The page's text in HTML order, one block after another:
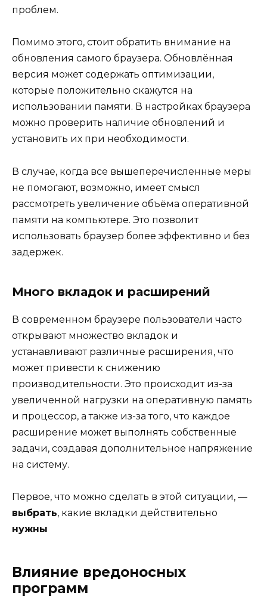
проблем.
Помимо этого, стоит обратить внимание на
обновления самого браузера. Обновлённая
версия может содержать оптимизации,
которые положительно скажутся на
использовании памяти. В настройках браузера
можно проверить наличие обновлений и
установить их при необходимости.
В случае, когда все вышеперечисленные меры
не помогают, возможно, имеет смысл
рассмотреть увеличение объёма оперативной
памяти на компьютере. Это позволит
использовать браузер более эффективно и без
задержек.
Много вкладок и расширений
В современном браузере пользователи часто
открывают множество вкладок и
устанавливают различные расширения, что
может привести к снижению
производительности. Это происходит из-за
увеличенной нагрузки на оперативную память
и процессор, а также из-за того, что каждое
расширение может выполнять собственные
задачи, создавая дополнительное напряжение
на систему.
Первое, что можно сделать в этой ситуации, —
выбрать, какие вкладки действительно
нужны
Влияние вредоносных
программ